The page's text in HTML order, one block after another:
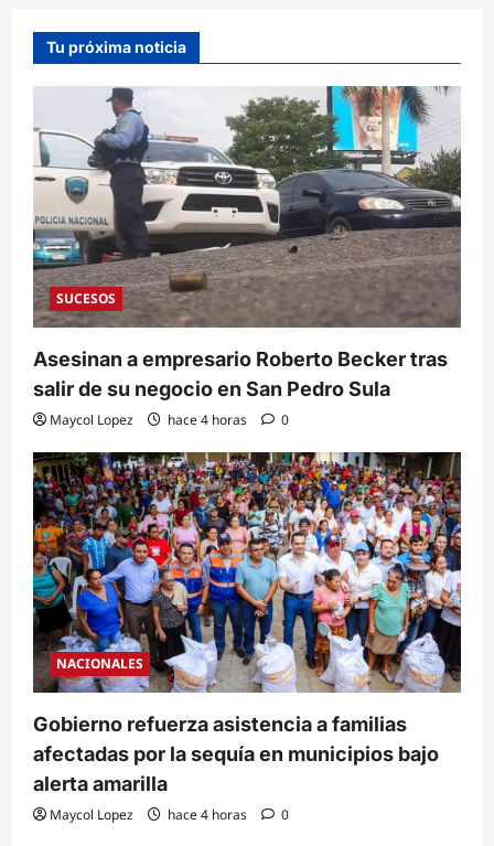
Tu próxima noticia
SUCESOS
Asesinan a empresario Roberto Becker tras
salir de su negocio en San Pedro Sula
Maycol Lopez hace 4 horas 0
NACIONALES
Gobierno refuerza asistencia a familias
afectadas por la sequía en municipios bajo
alerta amarilla
Maycol Lopez hace 4 horas 0